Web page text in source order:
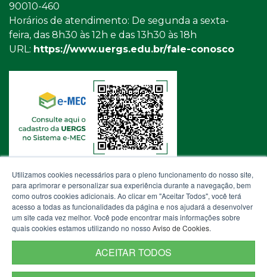
90010-460
Horários de atendimento: De segunda a sexta-
feira, das 8h30 às 12h e das 13h30 às 18h
URL: https://www.uergs.edu.br/fale-conosco
Utilizamos cookies necessários para o pleno funcionamento do nosso site,
para aprimorar e personalizar sua experiência durante a navegação, bem
como outros cookies adicionais. Ao clicar em "Aceitar Todos", você terá
acesso a todas as funcionalidades da página e nos ajudará a desenvolver
um site cada vez melhor. Você pode encontrar mais informações sobre
quais cookies estamos utilizando no nosso Aviso de Cookies.
ACEITAR TODOS